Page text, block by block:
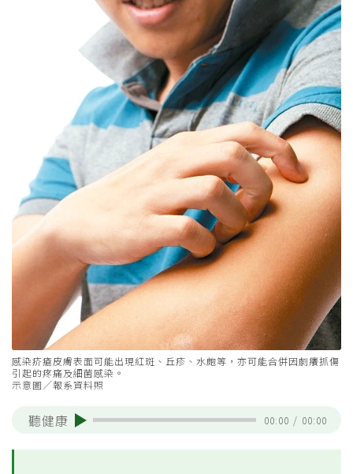
感染疥瘡皮膚表面可能出現紅斑、丘疹、水皰等，亦可能合併因劇癢抓傷
引起的疼痛及細菌感染。
示意圖／報系資料照
聽健康 00:00 / 00:00